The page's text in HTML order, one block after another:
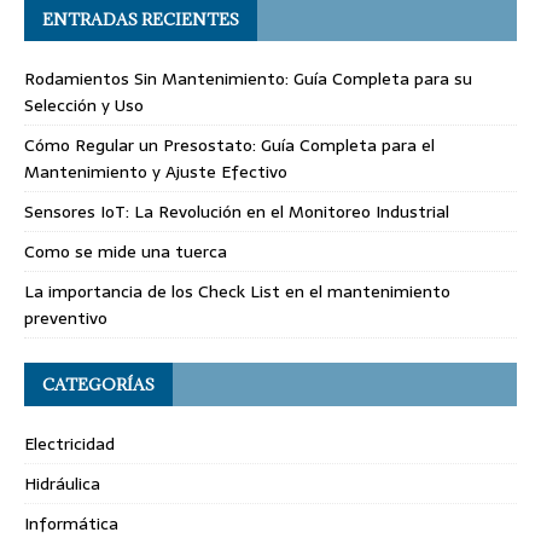
ENTRADAS RECIENTES
Rodamientos Sin Mantenimiento: Guía Completa para su
Selección y Uso
Cómo Regular un Presostato: Guía Completa para el
Mantenimiento y Ajuste Efectivo
Sensores IoT: La Revolución en el Monitoreo Industrial
Como se mide una tuerca
La importancia de los Check List en el mantenimiento
preventivo
CATEGORÍAS
Electricidad
Hidráulica
Informática